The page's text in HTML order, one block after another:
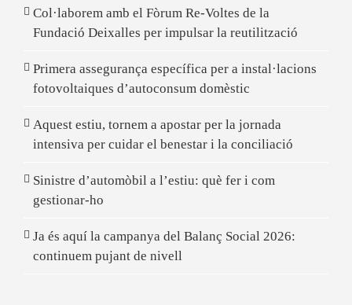
Col·laborem amb el Fòrum Re-Voltes de la
Fundació Deixalles per impulsar la reutilització
Primera assegurança específica per a instal·lacions
fotovoltaiques d’autoconsum domèstic
Aquest estiu, tornem a apostar per la jornada
intensiva per cuidar el benestar i la conciliació
Sinistre d’automòbil a l’estiu: què fer i com
gestionar-ho
Ja és aquí la campanya del Balanç Social 2026:
continuem pujant de nivell